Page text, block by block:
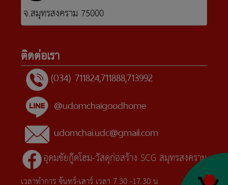
จ.สมุทรสงคราม 75000
ติดต่อเรา
(034) 711824,711888,713992
@udomchaigoodhome
udomchai.udc@gmail.com
อุดมชัยกู๊ดโฮม-วัสดุก่อสร้าง SCG สมุทรสงคราม
เวลาทำการ จันทร์-เสาร์ เวลา 7.30 -17.30 น